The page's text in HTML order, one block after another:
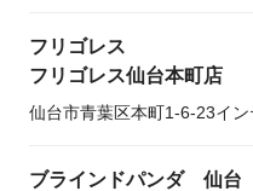
フリゴレス
フリゴレス仙台本町店
仙台市青葉区本町1-6-23イ
ブラインドパンダ 仙台